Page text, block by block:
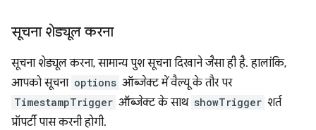
सूचना शेड्यूल करना
सूचना शेड्यूल करना, सामान्य पुश सूचना दिखाने जैसा ही है. हालांकि,
आपको सूचना options ऑब्जेक्ट में वैल्यू के तौर पर
TimestampTrigger ऑब्जेक्ट के साथ showTrigger शर्त
प्रॉपर्टी पास करनी होगी.